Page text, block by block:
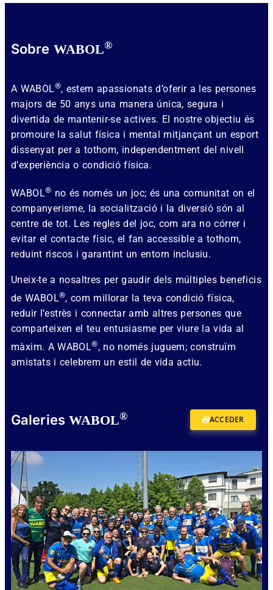
Sobre WABOL®
A WABOL®, estem apassionats d’oferir a les persones
majors de 50 anys una manera única, segura i
divertida de mantenir-se actives. El nostre objectiu és
promoure la salut física i mental mitjançant un esport
dissenyat per a tothom, independentment del nivell
d’experiència o condició física.
WABOL® no és només un joc; és una comunitat on el
companyerisme, la socialització i la diversió són al
centre de tot. Les regles del joc, com ara no córrer i
evitar el contacte físic, el fan accessible a tothom,
reduint riscos i garantint un entorn inclusiu.
Uneix-te a nosaltres per gaudir dels múltiples beneficis
de WABOL®, com millorar la teva condició física,
reduir l’estrès i connectar amb altres persones que
comparteixen el teu entusiasme per viure la vida al
màxim. A WABOL®, no només juguem; construïm
amistats i celebrem un estil de vida actiu.
Galeries WABOL® ACCEDER